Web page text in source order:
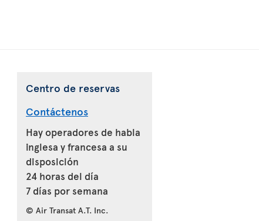
Centro de reservas
Contáctenos
Hay operadores de habla
inglesa y francesa a su
disposición
24 horas del día
7 días por semana
© Air Transat A.T. Inc.